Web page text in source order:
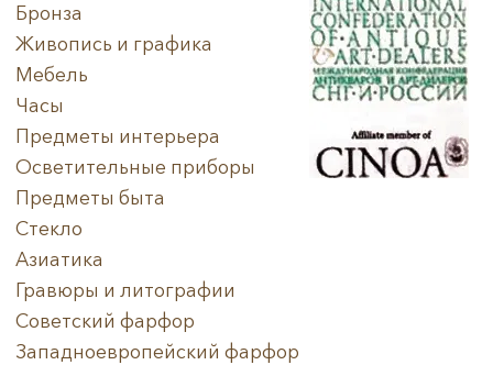
Бронза
Живопись и графика
Мебель
Часы
Предметы интерьера
Осветительные приборы
Предметы быта
Стекло
Азиатика
Гравюры и литографии
Советский фарфор
Западноевропейский фарфор